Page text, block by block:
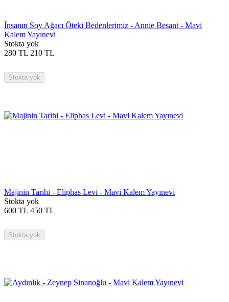
İnsanın Soy Ağacı Öteki Bedenlerimiz - Annie Besant - Mavi
Kalem Yayınevi
Stokta yok
280 TL 210 TL
Stokta yok
Majinin Tarihi - Eliphas Levi - Mavi Kalem Yayınevi
Stokta yok
600 TL 450 TL
Stokta yok